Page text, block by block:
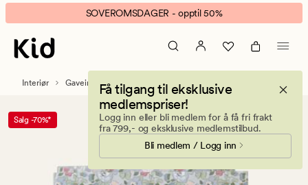
Liberty
gavepose
multi
blå
banner.
Klikk
ESCAPE
pause.
SOVEROMSDAGER - opptil 50%
Få tilgang til eksklusive
medlemspriser!
Logg inn eller bli medlem for å få fri frakt
fra 799,- og eksklusive medlemstilbud.
Bli medlem / Logg inn
Interiør Gaveinnpakning og partytilbehør
Salg -70%*